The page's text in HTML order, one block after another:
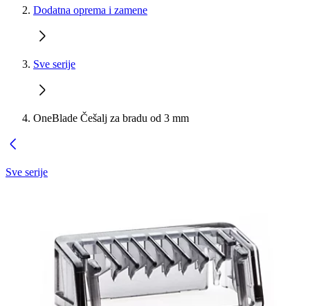
Dodatna oprema i zamene
Sve serije
OneBlade Češalj za bradu od 3 mm
Sve serije